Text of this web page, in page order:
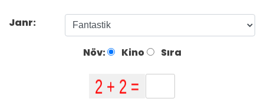
Janr:
Növ: Kino Sıra